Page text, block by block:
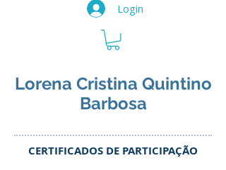
Login
Lorena Cristina Quintino
Barbosa
CERTIFICADOS DE PARTICIPAÇÃO